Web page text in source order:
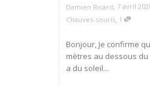
Damien Ricard, 7 avril
Chauves-souris 1
Bonjour, Je confirme
mètres au dessous du
a du soleil...